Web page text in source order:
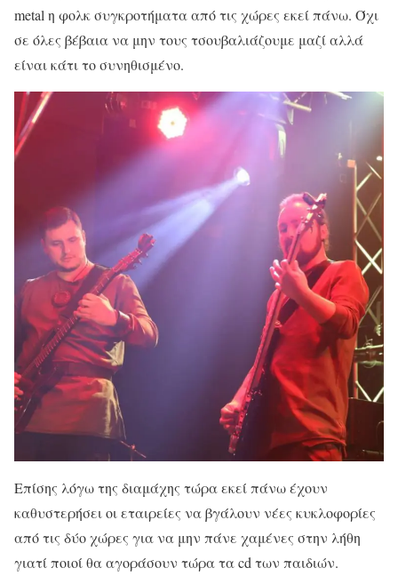
metal η φολκ συγκροτήματα από τις χώρες εκεί πάνω. Όχι
σε όλες βέβαια να μην τους τσουβαλιάζουμε μαζί αλλά
είναι κάτι το συνηθισμένο.
Επίσης λόγω της διαμάχης τώρα εκεί πάνω έχουν
καθυστερήσει οι εταιρείες να βγάλουν νέες κυκλοφορίες
από τις δύο χώρες για να μην πάνε χαμένες στην λήθη
γιατί ποιοί θα αγοράσουν τώρα τα cd των παιδιών.